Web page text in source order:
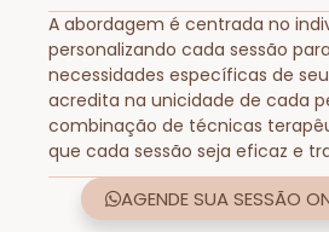
A abordagem é centrada no
personalizando cada sessão
necessidades específicas de
acredita na unicidade de cada
combinação de técnicas
que cada sessão seja eficaz e
AGENDE SUA SESSÃO